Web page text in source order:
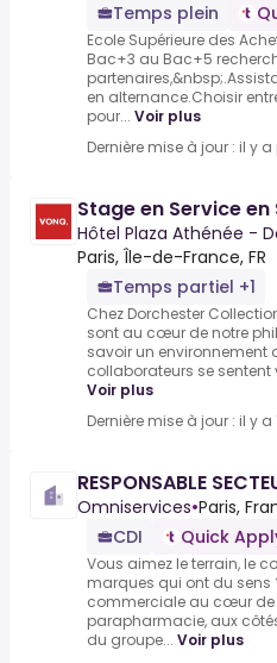
Temps plein
Ecole Supérieure des
Bac+3 au Bac+5
en alternance.Choisir
pour... Voir plus
Dernière mise à jour : il y
Stage en Service en
Hôtel Plaza Athénée -
Paris, Île-de-France, FR
Temps partiel +1
Chez Dorchester
sont au cœur de notre
savoir un environnement
collaborateurs se sentent
Voir plus
Dernière mise à jour : il y a
RESPONSABLE
Omniservices•Paris,
CDI
Quick
Vous aimez le terrain, le
marques qui ont du sens
commerciale au cœur
parapharmacie, aux
du groupe... Voir plus